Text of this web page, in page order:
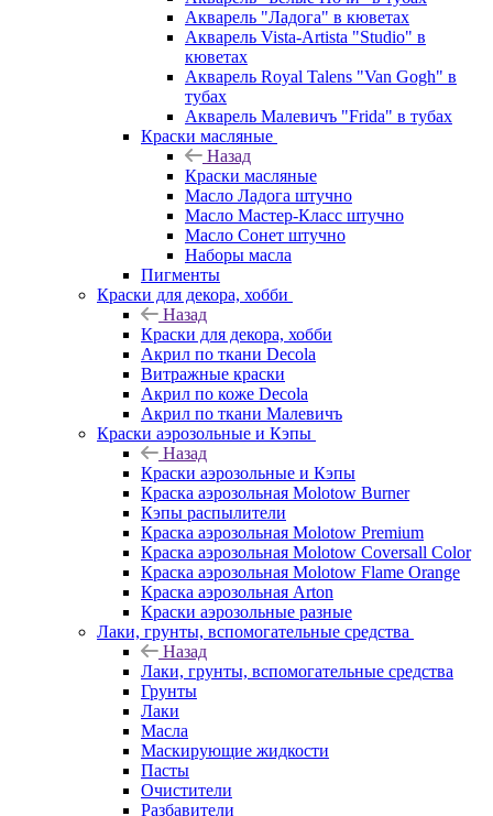
Акварель "Ладога" в кюветах
Акварель Vista-Artista "Studio" в
кюветах
Акварель Royal Talens "Van Gogh" в
тубах
Акварель Малевичъ "Frida" в тубах
Краски масляные
Назад
Краски масляные
Масло Ладога штучно
Масло Мастер-Класс штучно
Масло Сонет штучно
Наборы масла
Пигменты
Краски для декора, хобби
Назад
Краски для декора, хобби
Акрил по ткани Decola
Витражные краски
Акрил по коже Decola
Акрил по ткани Малевичъ
Краски аэрозольные и Кэпы
Назад
Краски аэрозольные и Кэпы
Краска аэрозольная Molotow Burner
Кэпы распылители
Краска аэрозольная Molotow Premium
Краска аэрозольная Molotow Coversall Color
Краска аэрозольная Molotow Flame Orange
Краска аэрозольная Arton
Краски аэрозольные разные
Лаки, грунты, вспомогательные средства
Назад
Лаки, грунты, вспомогательные средства
Грунты
Лаки
Масла
Маскирующие жидкости
Пасты
Очистители
Разбавители